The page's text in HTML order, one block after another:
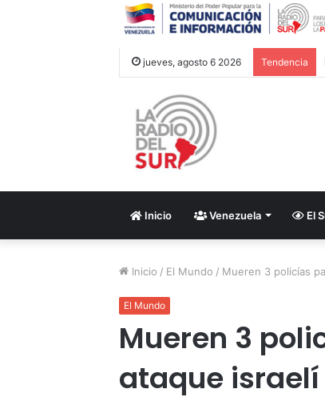
jueves, agosto 6 2026 Tendencia
Inicio Venezuela El
Inicio / El Mundo / Mueren 3 policías
El Mundo
Mueren 3
ataque israelí